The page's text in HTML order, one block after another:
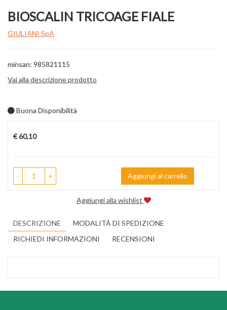
BIOSCALIN TRICOAGE FIALE
GIULIANI SpA
minsan: 985821115
Vai alla descrizione prodotto
Buona Disponibilità
Prezzo
€ 60,10
- + Aggiungi al carrello
Aggiungi alla wishlist
DESCRIZIONE
MODALITÀ DI SPEDIZIONE
RICHIEDI INFORMAZIONI
RECENSIONI